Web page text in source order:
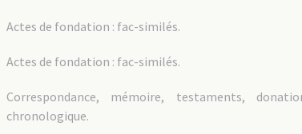
Actes de fondation : fac-similés.
Actes de fondation : fac-similés.
Correspondance, mémoire, testaments,
chronologique.